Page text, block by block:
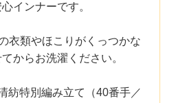
インナーです。
衣類やほこりがくっつかな
からお洗濯ください。
紡特別編み立て（40番手／